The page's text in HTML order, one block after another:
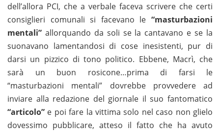
dell’allora PCI, che a verbale faceva scrivere che certi
consiglieri comunali si facevano le “masturbazioni
mentali” allorquando da soli se la cantavano e se la
suonavano lamentandosi di cose inesistenti, pur di
darsi un pizzico di tono politico. Ebbene, Macrì, che
sarà un buon rosicone…prima di farsi le
“masturbazioni mentali” dovrebbe provvedere ad
inviare alla redazione del giornale il suo fantomatico
“articolo” e poi fare la vittima solo nel caso non glielo
dovessimo pubblicare, atteso il fatto che ha avuto